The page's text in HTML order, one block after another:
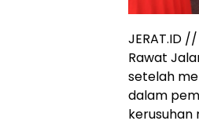
JERAT.ID
Rawat
setelah
dalam
kerusuhan